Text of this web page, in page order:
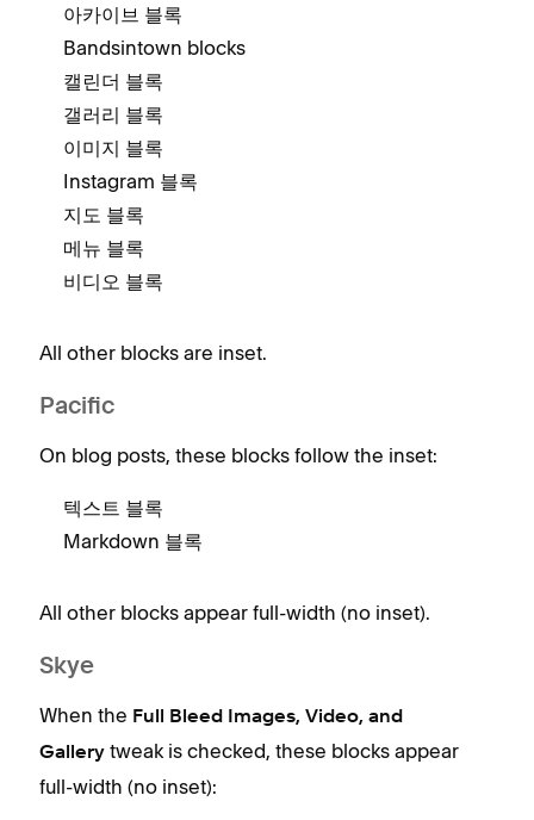
아카이브 블록
Bandsintown blocks
캘린더 블록
갤러리 블록
이미지 블록
Instagram 블록
지도 블록
메뉴 블록
비디오 블록
All other blocks are inset.
Pacific
On blog posts, these blocks follow the inset:
텍스트 블록
Markdown 블록
All other blocks appear full-width (no inset).
Skye
When the Full Bleed Images, Video, and
Gallery tweak is checked, these blocks appear
full-width (no inset):